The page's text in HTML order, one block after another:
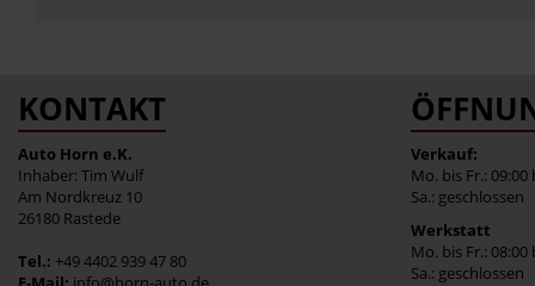
KONTAKT
Auto Horn e.K.
Inhaber: Tim Wulf
Am Nordkreuz 10
26180 Rastede
Tel.: +49 4402 939 47 80
Verkauf:
Mo. bis Fr.: 09:00
Sa.: geschlossen
Werkstatt
Mo. bis Fr.: 08:00
Sa.: geschlossen